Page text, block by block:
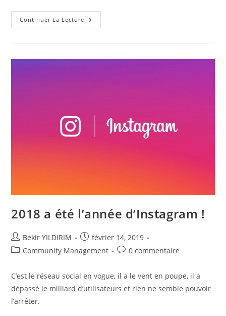
Continuer La Lecture Réussir
Sur
!
2018 a été l’année d’Instagram !
Auteur/autrice
de
Bekir YILDIRIM
Publication
publiée :
février 14, 2019
PostCommunity Management
Commentaires
la
publication :
0 commentaire
C’est le réseau social en vogue, il a le vent en poupe, il a
dépassé le milliard d’utilisateurs et rien ne semble pouvoir
l’arrêter.